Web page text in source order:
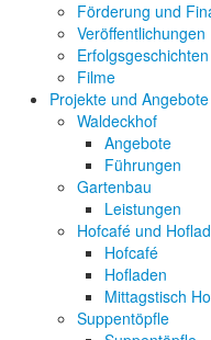
Förderung und
Veröffentlichungen
Erfolgsgeschichten
Filme
Projekte und Angebote
Waldeckhof
Angebote
Führungen
Gartenbau
Leistungen
Hofcafé und
Hofcafé
Hofladen
Mittagstisch
Suppentöpfle